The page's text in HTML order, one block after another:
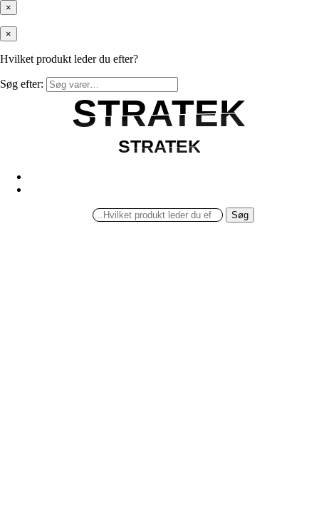
×
×
Hvilket produkt leder du efter?
Søg efter:
STRATEK
STRATEK
STRATEK
STRATEK
Søg